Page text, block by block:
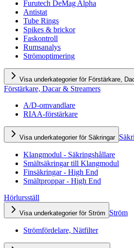
Furutech DeMag Alpha
Antistat
Tube Rings
Spikes & brickor
Faskontroll
Rumsanalys
Strömoptimering
Visa underkategorier för Förstärkare,
Förstärkare, Dacar & Streamers
A/D-omvandlare
RIAA-förstärkare
Visa underkategorier för Säkringar
Klangmodul - Säkringshållare
Smältsäkringar till Klangmodul
Finsäkringar - High End
Smältproppar - High End
Hörlursställ
Visa underkategorier för Ström Ström
Strömfördelare, Nätfilter